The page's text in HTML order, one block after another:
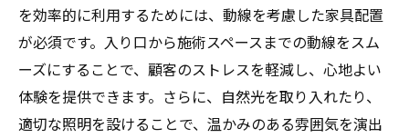
を効率的に利用するためには、動線を考慮した家具配置
が必須です。入り口から施術スペースまでの動線をスム
ーズにすることで、顧客のストレスを軽減し、心地よい
体験を提供できます。さらに、自然光を取り入れたり、
適切な照明を設けることで、温かみのある雰囲気を演出